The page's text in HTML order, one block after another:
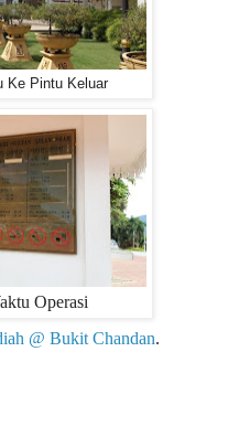
Ke Pintu Keluar
Operasi
@ Bukit Chandan.